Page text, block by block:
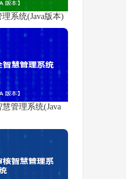
系统(Java版本)
管理系统(Java